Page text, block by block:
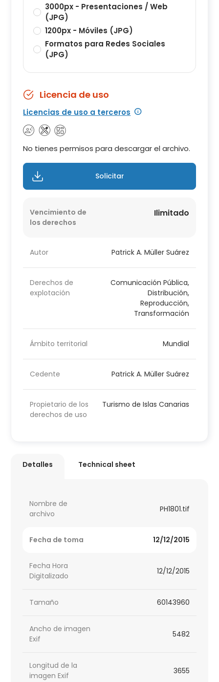
3000px - Presentaciones / Web
(JPG)
1200px - Móviles (JPG)
Formatos para Redes Sociales
(JPG)
Licencia de uso
Licencias de uso a terceros
No tienes permisos para descargar el archivo.
Solicitar
Vencimiento de
los derechos
Ilimitado
Autor Patrick A. Müller Suárez
Derechos de
explotación
Comunicación Pública,
Distribución,
Reproducción,
Transformación
Ámbito territorial Mundial
Cedente Patrick A. Müller Suárez
Propietario de los
derechos de uso
Turismo de Islas Canarias
Detalles Technical sheet
Nombre de
archivo
PH1801.tif
Fecha de toma 12/12/2015
Fecha Hora
Digitalizado
12/12/2015
Tamaño 60143960
Ancho de imagen
Exif
5482
Longitud de la
imagen Exif
3655